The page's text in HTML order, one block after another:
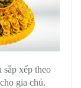
xếp theo
gia chủ.